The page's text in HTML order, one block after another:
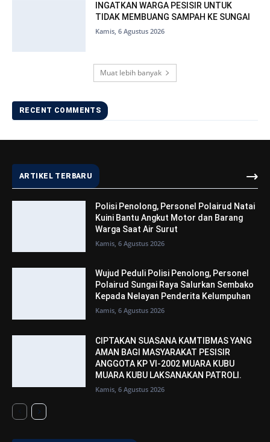
INGATKAN WARGA PESISIR UNTUK
TIDAK MEMBUANG SAMPAH KE SUNGAI
Kamis, 6 Agustus 2026
Muat lebih banyak
RECENT COMMENTS
ARTIKEL TERBARU
Polisi Penolong, Personel Polairud Natai
Kuini Bantu Angkut Motor dan Barang
Warga Saat Air Surut
Kamis, 6 Agustus 2026
Wujud Peduli Polisi Penolong, Personel
Polairud Sungai Raya Salurkan Sembako
Kepada Nelayan Penderita Kelumpuhan
Kamis, 6 Agustus 2026
CIPTAKAN SUASANA KAMTIBMAS YANG
AMAN BAGI MASYARAKAT PESISIR
ANGGOTA KP VI-2002 MUARA KUBU
MUARA KUBU LAKSANAKAN PATROLI.
Kamis, 6 Agustus 2026